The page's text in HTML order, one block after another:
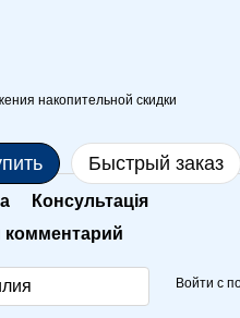
накопительной скидки
Быстрый заказ
Консультація
Войти с